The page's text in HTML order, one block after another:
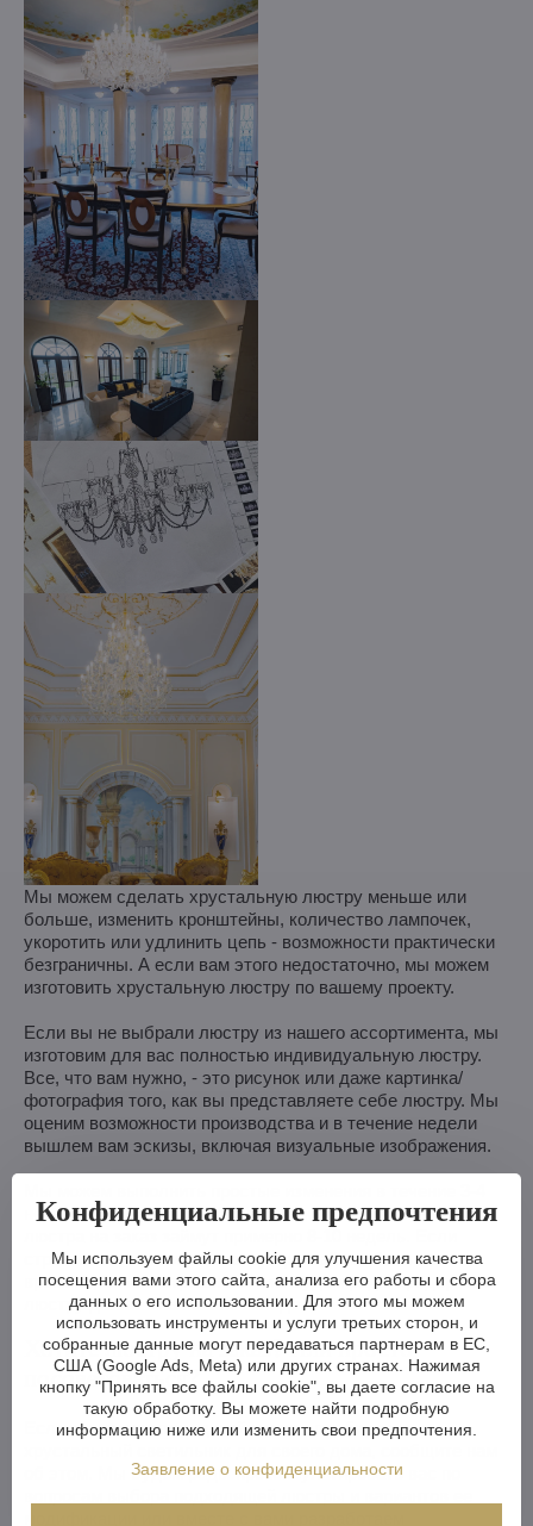
Мы можем сделать хрустальную люстру меньше или
больше, изменить кронштейны, количество лампочек,
укоротить или удлинить цепь - возможности практически
безграничны. А если вам этого недостаточно, мы можем
изготовить хрустальную люстру по вашему проекту.
Если вы не выбрали люстру из нашего ассортимента, мы
изготовим для вас полностью индивидуальную люстру.
Все, что вам нужно, - это рисунок или даже картинка/
фотография того, как вы представляете себе люстру. Мы
оценим возможности производства и в течение недели
вышлем вам эскизы, включая визуальные изображения.
недель, в то время как более сложные изменения или
строительство или реконструкция займет больше
времени, ничего страшного - мы будем рады придержать
люстру для вас на нашем складе.
Хотите люстру на заказ? Или просто
посоветоваться?
Если вы архитектор, дизайнер или подбираете
об этом. Мы будем рады проконсультировать вас по
Конфиденциальные предпочтения
Мы используем файлы cookie для улучшения качества
посещения вами этого сайта, анализа его работы и сбора
данных о его использовании. Для этого мы можем
использовать инструменты и услуги третьих сторон, и
собранные данные могут передаваться партнерам в ЕС,
США (Google Ads, Meta) или других странах. Нажимая
кнопку "Принять все файлы cookie", вы даете согласие на
такую обработку. Вы можете найти подробную
информацию ниже или изменить свои предпочтения.
Заявление о конфиденциальности